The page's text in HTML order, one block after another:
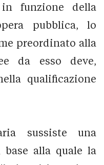
funzione della
pubblica, lo
preordinato alla
da esso deve,
qualificazione
sussiste una
alla quale la